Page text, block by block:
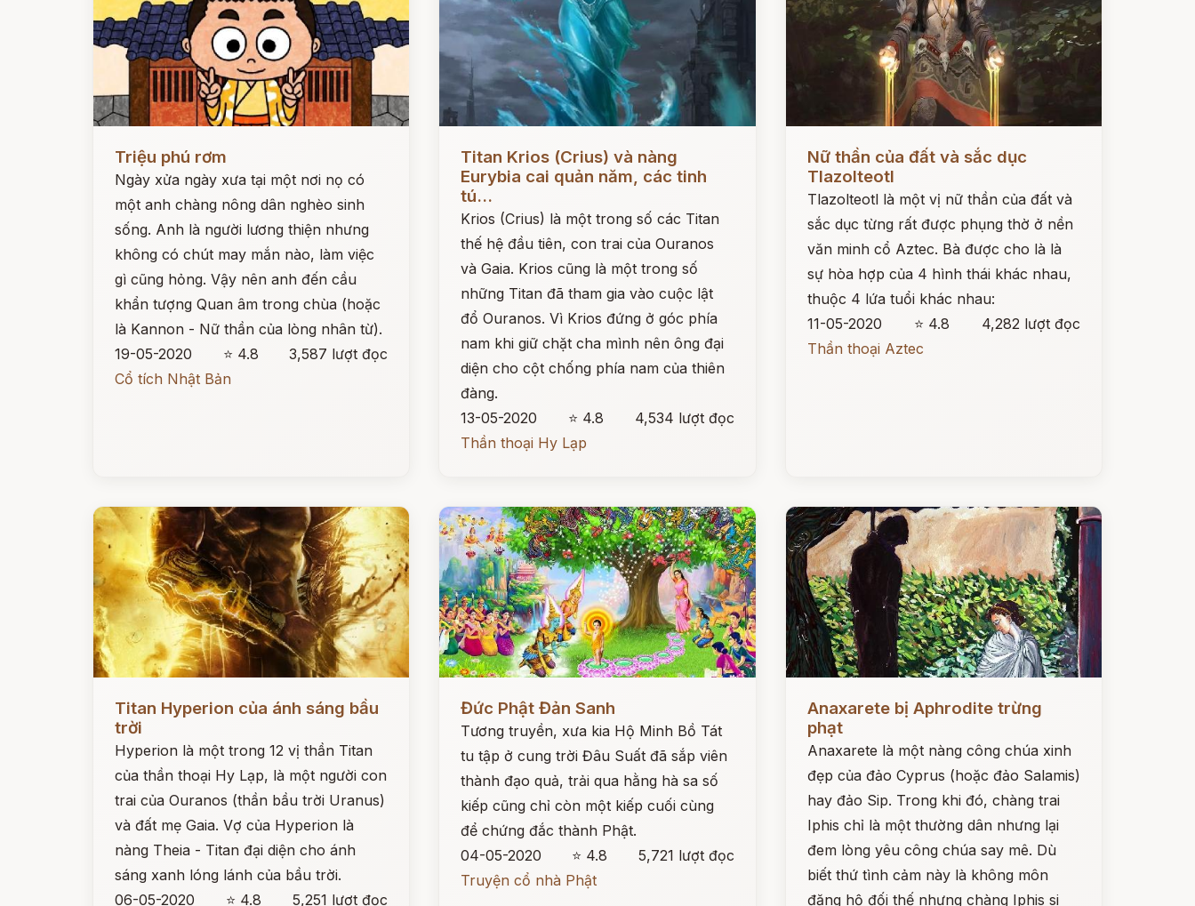
Triệu phú rơm
Ngày xửa ngày xưa tại một nơi nọ có
một anh chàng nông dân nghèo sinh
sống. Anh là người lương thiện nhưng
không có chút may mắn nào, làm việc
gì cũng hỏng. Vậy nên anh đến cầu
khẩn tượng Quan âm trong chùa (hoặc
là Kannon - Nữ thần của lòng nhân từ).
19-05-2020
⭐ 4.8
3,587 lượt đọc
Cổ tích Nhật Bản
Titan Krios (Crius) và nàng
Eurybia cai quản năm, các tinh
tú...
Krios (Crius) là một trong số các Titan
thế hệ đầu tiên, con trai của Ouranos
và Gaia. Krios cũng là một trong số
những Titan đã tham gia vào cuộc lật
đổ Ouranos. Vì Krios đứng ở góc phía
nam khi giữ chặt cha mình nên ông đại
diện cho cột chống phía nam của thiên
đàng.
13-05-2020
⭐ 4.8
4,534 lượt đọc
Thần thoại Hy Lạp
Nữ thần của đất và sắc dục
Tlazolteotl
Tlazolteotl là một vị nữ thần của đất và
sắc dục từng rất được phụng thờ ở nền
văn minh cổ Aztec. Bà được cho là là
sự hòa hợp của 4 hình thái khác nhau,
thuộc 4 lứa tuổi khác nhau:
11-05-2020
⭐ 4.8
4,282 lượt đọc
Thần thoại Aztec
Titan Hyperion của ánh sáng bầu
trời
Hyperion là một trong 12 vị thần Titan
của thần thoại Hy Lạp, là một người con
trai của Ouranos (thần bầu trời Uranus)
và đất mẹ Gaia. Vợ của Hyperion là
nàng Theia - Titan đại diện cho ánh
sáng xanh lóng lánh của bầu trời.
06-05-2020
⭐ 4.8 5,251 lượt đọc
Đức Phật Đản Sanh
Tương truyền, xưa kia Hộ Minh Bồ Tát
tu tập ở cung trời Đâu Suất đã sắp viên
thành đạo quả, trải qua hằng hà sa số
kiếp cũng chỉ còn một kiếp cuối cùng
để chứng đắc thành Phật.
04-05-2020
⭐ 4.8
5,721 lượt đọc
Truyện cổ nhà Phật
Anaxarete bị Aphrodite trừng
phạt
Anaxarete là một nàng công chúa xinh
đẹp của đảo Cyprus (hoặc đảo Salamis)
hay đảo Sip. Trong khi đó, chàng trai
Iphis chỉ là một thường dân nhưng lại
đem lòng yêu công chúa say mê. Dù
biết thứ tình cảm này là không môn
đăng hộ đối thế nhưng chàng Iphis si